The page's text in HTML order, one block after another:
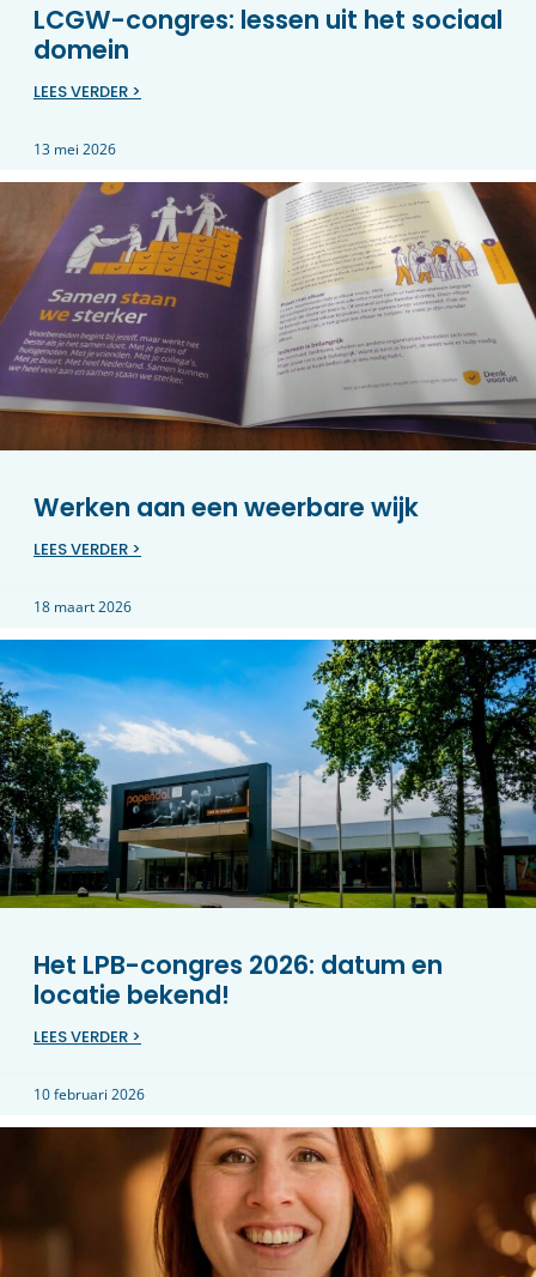
LCGW-congres: lessen uit het sociaal
domein
LEES VERDER >
13 mei 2026
Werken aan een weerbare wijk
LEES VERDER >
18 maart 2026
Het LPB-congres 2026: datum en
locatie bekend!
LEES VERDER >
10 februari 2026